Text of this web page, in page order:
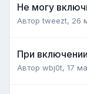
Не могу
Авторtweezt, 26
При
Автор wbj0t, 17